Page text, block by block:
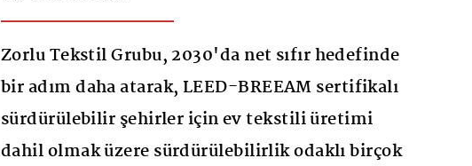
Zorlu Tekstil Grubu, 2030'da net sıfır hedefinde
bir adım daha atarak, LEED-BREEAM sertifikalı
sürdürülebilir şehirler için ev tekstili üretimi
dahil olmak üzere sürdürülebilirlik odaklı birçok